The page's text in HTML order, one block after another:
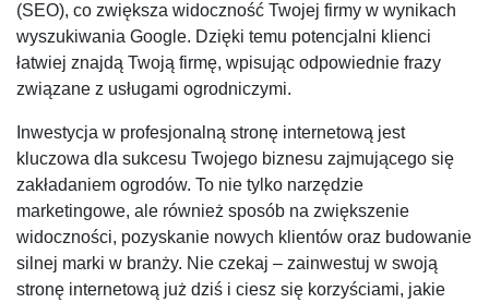
(SEO), co zwiększa widoczność Twojej firmy w wynikach
wyszukiwania Google. Dzięki temu potencjalni klienci
łatwiej znajdą Twoją firmę, wpisując odpowiednie frazy
związane z usługami ogrodniczymi.
Inwestycja w profesjonalną stronę internetową jest
kluczowa dla sukcesu Twojego biznesu zajmującego się
zakładaniem ogrodów. To nie tylko narzędzie
marketingowe, ale również sposób na zwiększenie
widoczności, pozyskanie nowych klientów oraz budowanie
silnej marki w branży. Nie czekaj – zainwestuj w swoją
stronę internetową już dziś i ciesz się korzyściami, jakie